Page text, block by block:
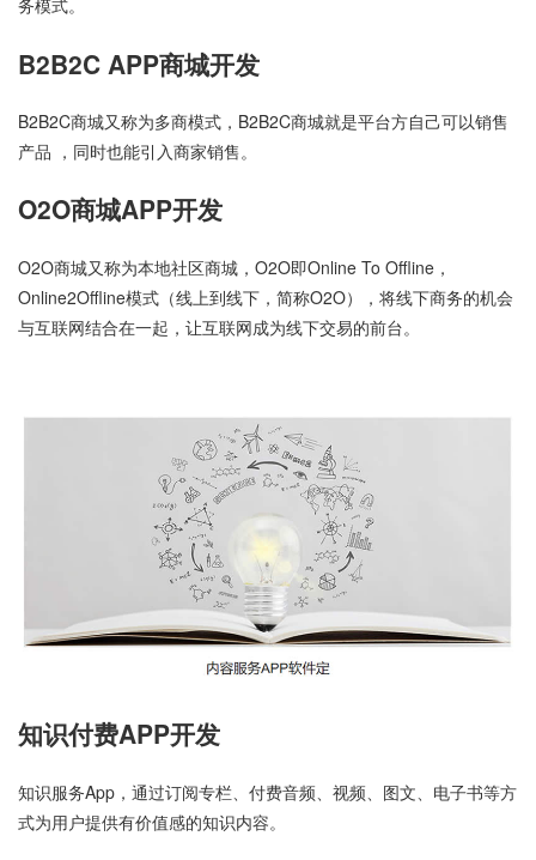
务模式。
B2B2C APP商城开发
B2B2C商城又称为多商模式，B2B2C商城就是平台方自己可以销售
产品 ，同时也能引入商家销售。
O2O商城APP开发
O2O商城又称为本地社区商城，O2O即Online To Offline，
Online2Offline模式（线上到线下，简称O2O），将线下商务的机会
与互联网结合在一起，让互联网成为线下交易的前台。
知识付费APP开发
知识服务App，通过订阅专栏、付费音频、视频、图文、电子书等方
式为用户提供有价值感的知识内容。